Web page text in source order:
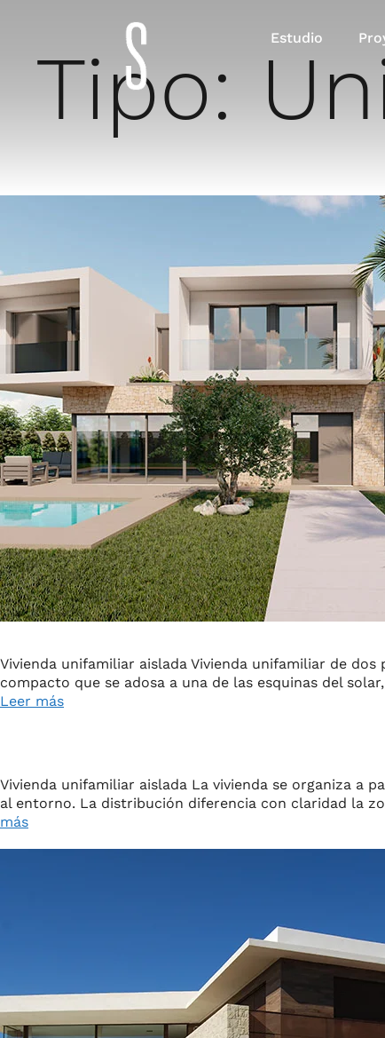
Estudio
Tipo:
Vivienda unifamiliar aislada Vivienda unifamiliar de
compacto que se adosa a una de las esquinas del
Leer más
Vivienda unifamiliar aislada La vivienda se organiza a
al entorno. La distribución diferencia con claridad la
más